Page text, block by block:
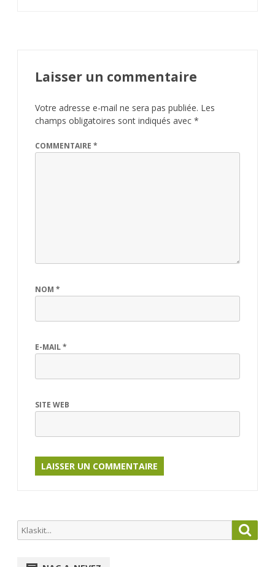
Laisser un commentaire
Votre adresse e-mail ne sera pas publiée. Les
champs obligatoires sont indiqués avec *
COMMENTAIRE *
NOM *
E-MAIL*
SITE WEB
Search
for: